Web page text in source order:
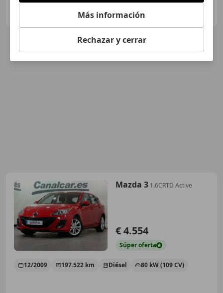
Automóviles Morcar
Mazda 3 1.6CRTD Active
€ 4.554
Súperoferta
12/2009 197.522 km Diésel 80 kW (109 CV)
Más información
Rechazar y cerrar